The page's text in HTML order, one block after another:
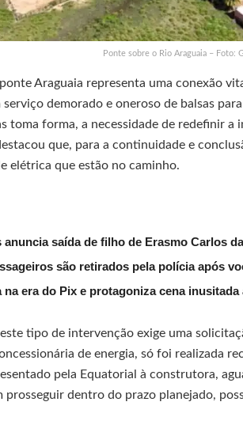
Ponte sobre o Rio Araguaia – Foto:
Araguaia representa uma conexão
serviço demorado e oneroso de balsas
toma forma, a necessidade de redefinir
que, para a continuidade e
elétrica que estão no caminho.
anuncia saída de filho de Erasmo Carlos
são retirados pela polícia após
na era do Pix e protagoniza cena
tipo de intervenção exige uma
de energia, só foi realizada
pela Equatorial à construtora,
prosseguir dentro do prazo planejado,